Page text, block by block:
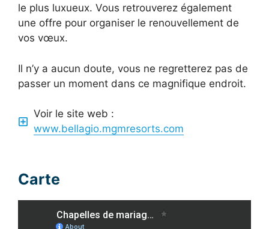
le plus luxueux. Vous retrouverez également
une offre pour organiser le renouvellement de
vos vœux.
Il n’y a aucun doute, vous ne regretterez pas de
passer un moment dans ce magnifique endroit.
Voir le site web :
www.bellagio.mgmresorts.com
Carte